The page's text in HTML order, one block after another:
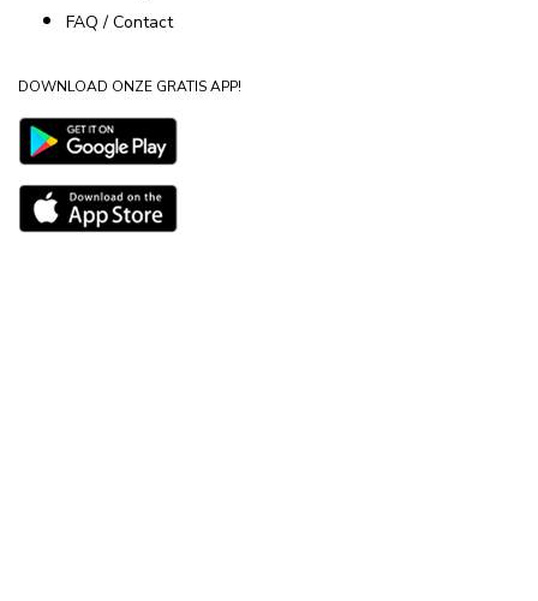
FAQ / Contact
DOWNLOAD ONZE GRATIS APP!